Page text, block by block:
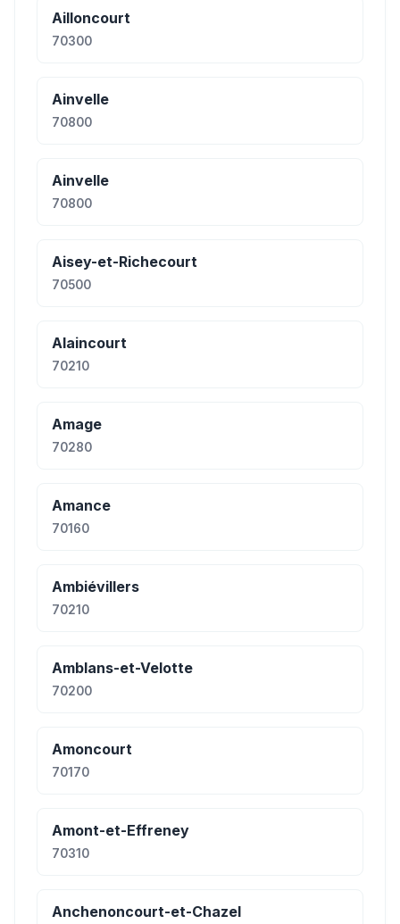
Ailloncourt
70300
Ainvelle
70800
Ainvelle
70800
Aisey-et-Richecourt
70500
Alaincourt
70210
Amage
70280
Amance
70160
Ambiévillers
70210
Amblans-et-Velotte
70200
Amoncourt
70170
Amont-et-Effreney
70310
Anchenoncourt-et-Chazel